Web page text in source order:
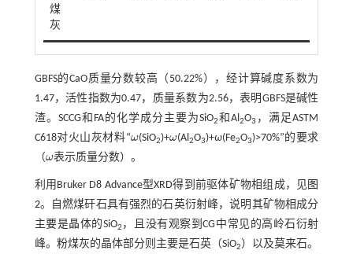
煤
灰
GBFS的CaO质量分数较高（50.22%），经计算碱度系数为
1.47，活性指数为0.47，质量系数为2.56，表明GBFS是碱性
渣。SCCG和FA的化学成分主要为SiO2和Al2O3 ，满足ASTM
C618对火山灰材料“ω
ω(SiO2)+ω
ω(Al2O3)+ω(Fe2O3)>70%”的要求
（ω
ω表示质量分数）。
利用Bruker D8 Advance型XRD得到前驱体矿物相组成，见图
2。自燃煤矸石具有强烈的石英衍射峰，说明其矿物相成分
主要是晶体的SiO2 ，且没有观察到CG中常见的高岭石衍射
峰。粉煤灰的晶体部分则主要是石英（SiO2）以及莫来石。